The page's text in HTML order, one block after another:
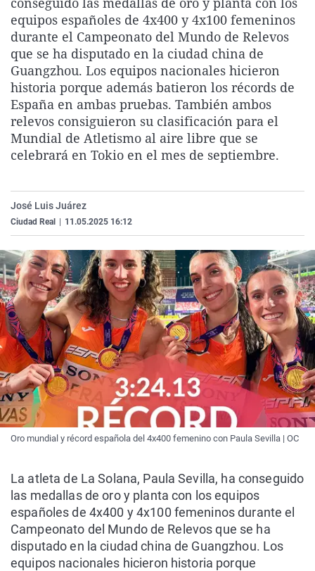
La rosa de los vientos
Gente viajera
Como el perro y el
Caso
Retornados
Equipo de
Operación Viuda
Extremadura
Galicia
La Rioja
Navarra
País Vasco
Virales
Televisión
Elecciones
equipos españoles de 4x400 y 4x100 femeninos
durante el Campeonato del Mundo de Relevos
que se ha disputado en la ciudad china de
Guangzhou. Los equipos nacionales hicieron
historia porque además batieron los récords de
España en ambas pruebas. También ambos
relevos consiguieron su clasificación para el
Mundial de Atletismo al aire libre que se
celebrará en Tokio en el mes de septiembre.
José Luis Juárez
Ciudad Real 11.05.2025 16:12
Oro mundial y récord española del 4x400 femenino con Paula Sevilla | OC
La atleta de La Solana, Paula Sevilla, ha conseguido
las medallas de oro y planta con los equipos
españoles de 4x400 y 4x100 femeninos durante el
Campeonato del Mundo de Relevos que se ha
disputado en la ciudad china de Guangzhou. Los
equipos nacionales hicieron historia porque